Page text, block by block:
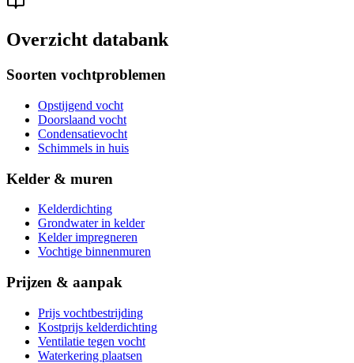
Overzicht databank
Soorten vochtproblemen
Opstijgend vocht
Doorslaand vocht
Condensatievocht
Schimmels in huis
Kelder & muren
Kelderdichting
Grondwater in kelder
Kelder impregneren
Vochtige binnenmuren
Prijzen & aanpak
Prijs vochtbestrijding
Kostprijs kelderdichting
Ventilatie tegen vocht
Waterkering plaatsen